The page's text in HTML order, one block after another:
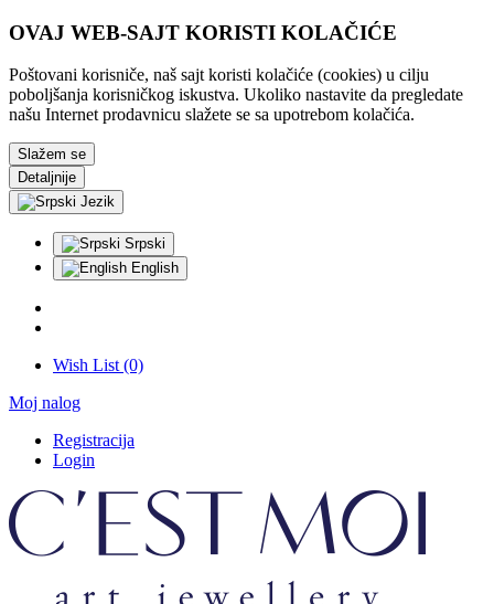
OVAJ WEB-SAJT KORISTI KOLAČIĆE
Poštovani korisniče, naš sajt koristi kolačiće (cookies) u cilju
poboljšanja korisničkog iskustva. Ukoliko nastavite da pregledate
našu Internet prodavnicu slažete se sa upotrebom kolačića.
Slažem se
Detaljnije
Jezik
Srpski
English
Wish List (0)
Moj nalog
Registracija
Login